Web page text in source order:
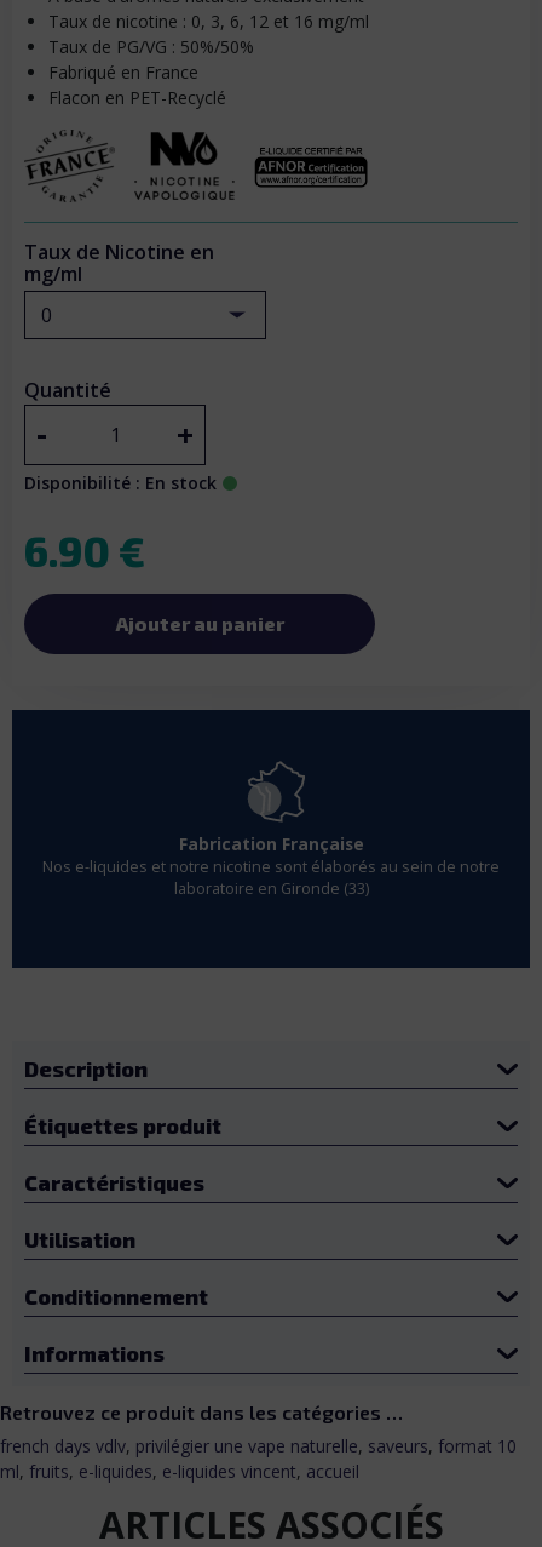
Taux de nicotine : 0, 3, 6, 12 et 16 mg/ml
Taux de PG/VG : 50%/50%
Fabriqué en France
Flacon en PET-Recyclé
Taux de Nicotine en
mg/ml
0
Quantité
+
-
Disponibilité : En stock
6.90 €
Ajouter au panier
Fabrication Française
Nos e-liquides et notre nicotine sont élaborés au sein de notre
laboratoire en Gironde (33)
Description
Étiquettes produit
Caractéristiques
Utilisation
Conditionnement
Informations
Retrouvez ce produit dans les catégories …
french days vdlv, privilégier une vape naturelle, saveurs, format 10
ml, fruits, e-liquides, e-liquides vincent, accueil
ARTICLES ASSOCIÉS